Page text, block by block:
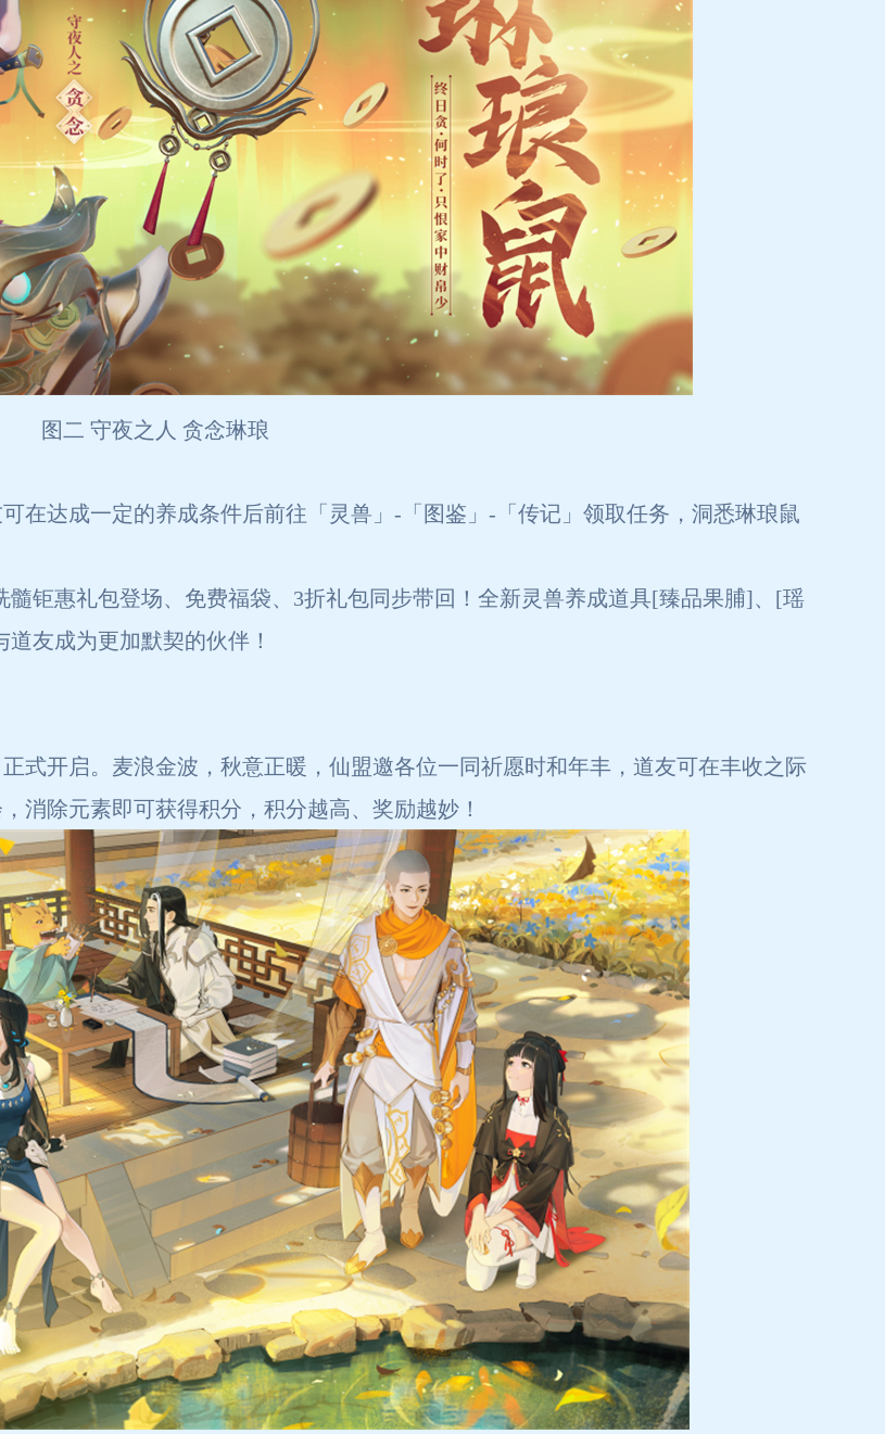
图二 守夜之人 贪念琳琅
在达成一定的养成条件后前往「灵兽」-「图鉴」-「传记」领取任务，洞悉琳琅鼠
钜惠礼包登场、免费福袋、3折礼包同步带回！全新灵兽养成道具[臻品果脯]、[瑶
友成为更加默契的伙伴！
式开启。麦浪金波，秋意正暖，仙盟邀各位一同祈愿时和年丰，道友可在丰收之际
消除元素即可获得积分，积分越高、奖励越妙！